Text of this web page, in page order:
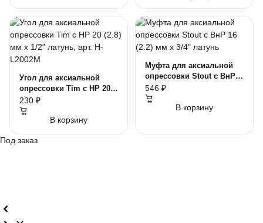
Угол для аксиальной
опрессовки Tim c НР 20
(2.8) мм х 1/2" латунь,
арт. H-L2002M
230 ₽
В корзину
Муфта для аксиальной
опрессовки Stout с ВнР
16 (2.2) мм х 3/4" латунь
546 ₽
В корзину
Под заказ